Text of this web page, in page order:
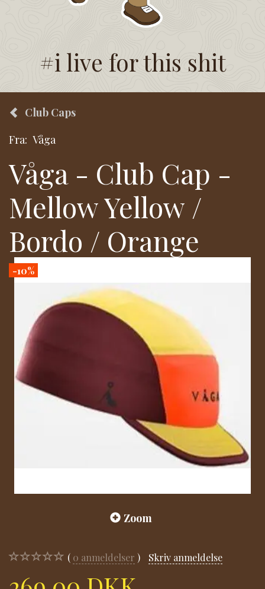
#i live for this shit
Club Caps
Fra: Våga
Våga - Club Cap -
Mellow Yellow /
Bordo / Orange
-10%
Zoom
0 anmeldelser Skriv anmeldelse